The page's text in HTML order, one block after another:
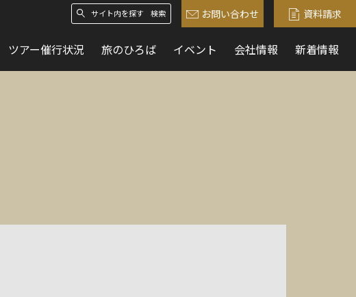
検索 お問い合わせ 資料請求
ツアー催行状況 旅のひろば イベント 会社情報 新着情報